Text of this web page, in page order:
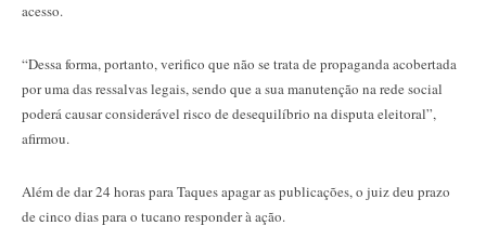
acesso.
“Dessa forma, portanto, verifico que não se trata de propaganda acobertada
por uma das ressalvas legais, sendo que a sua manutenção na rede social
poderá causar considerável risco de desequilíbrio na disputa eleitoral”,
afirmou.
Além de dar 24 horas para Taques apagar as publicações, o juiz deu prazo
de cinco dias para o tucano responder à ação.